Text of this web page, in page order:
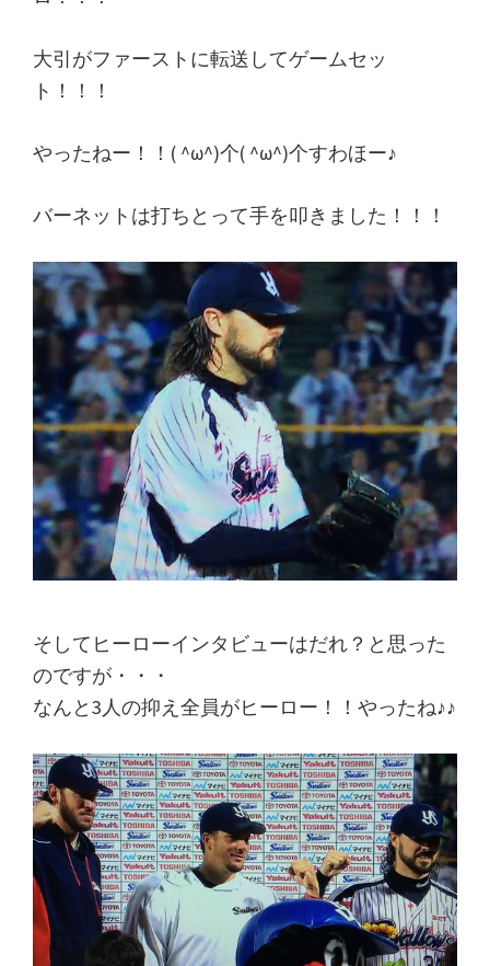
大引がファーストに転送してゲームセッ
ト！！！
やったねー！！( ^ω^)个( ^ω^)个すわほー♪
バーネットは打ちとって手を叩きました！！！
そしてヒーローインタビューはだれ？と思った
のですが・・・
なんと3人の抑え全員がヒーロー！！やったね♪♪